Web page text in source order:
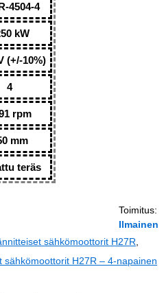
4504-4
kW
(+/-10%)
4
rpm
mm
teräs
Toimitus:
Ilmainen
sähkömoottorit H27R
H27R – 4-napainen